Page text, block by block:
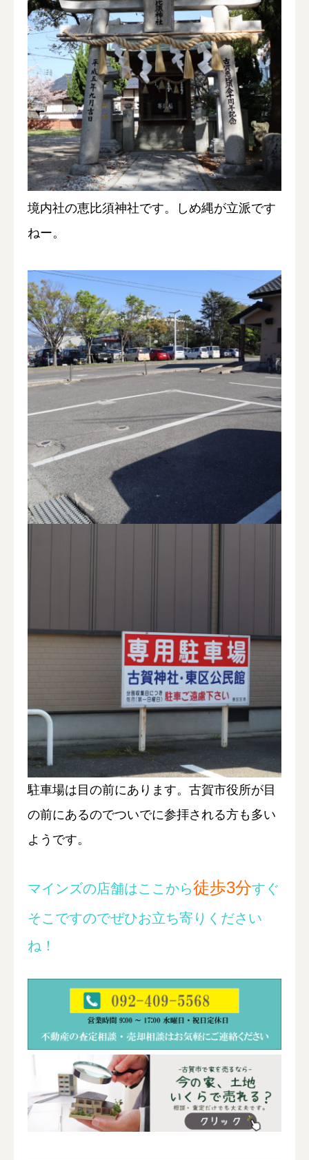
境内社の恵比須神社です。しめ縄が立派です
ねー。
駐車場は目の前にあります。古賀市役所が目
の前にあるのでついでに参拝される方も多い
ようです。
マインズの店舗はここから徒歩3分すぐ
そこですのでぜひお立ち寄りください
ね！